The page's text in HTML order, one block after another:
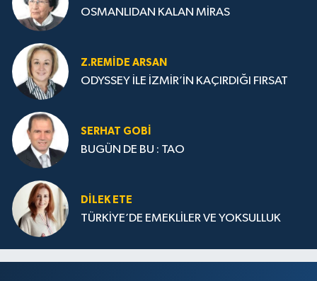
OSMANLIDAN KALAN MİRAS
Z.REMIDE ARSAN
ODYSSEY İLE İZMİR’İN KAÇIRDIĞI FIRSAT
SERHAT GOBİ
BUGÜN DE BU : TAO
DILEK ETE
TÜRKİYE’DE EMEKLİLER VE YOKSULLUK